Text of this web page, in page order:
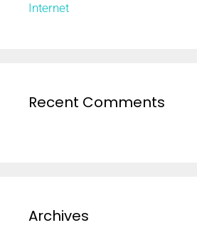
Internet
Recent Comments
Archives